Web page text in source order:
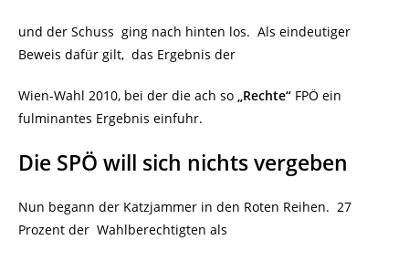
und der Schuss ging nach hinten los. Als eindeutiger
Beweis dafür gilt, das Ergebnis der
Wien-Wahl 2010, bei der die ach so „Rechte“ FPÖ ein
fulminantes Ergebnis einfuhr.
Die SPÖ will sich nichts vergeben
Nun begann der Katzjammer in den Roten Reihen. 27
Prozent der Wahlberechtigten als